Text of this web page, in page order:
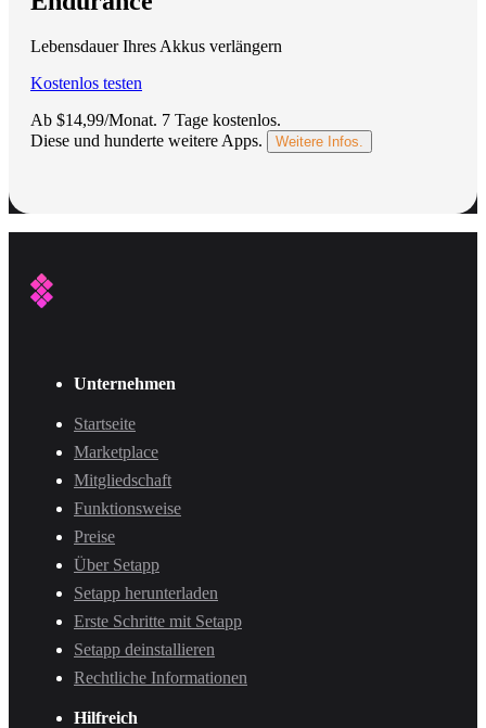
Lebensdauer Ihres Akkus verlängern
Kostenlos testen
Ab $14,99/Monat. 7 Tage kostenlos.
Diese und hunderte weitere Apps.
Weitere Infos.
Unternehmen
Startseite
Marketplace
Mitgliedschaft
Funktionsweise
Preise
Über Setapp
Setapp herunterladen
Erste Schritte mit Setapp
Setapp deinstallieren
Rechtliche Informationen
Hilfreich